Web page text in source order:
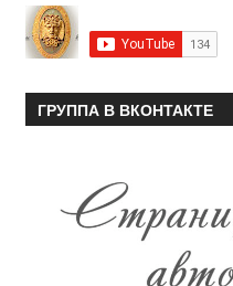
ГРУППА В ВКОНТАКТЕ